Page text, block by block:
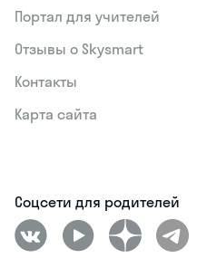
Портал для учителей
Отзывы о Skysmart
Контакты
Карта сайта
Соцсети для родителей